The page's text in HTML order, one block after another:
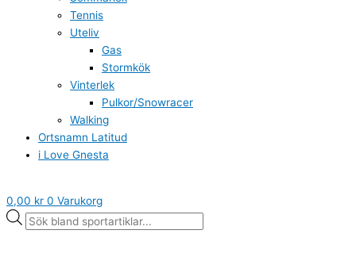
Tennis
Uteliv
Gas
Stormkök
Vinterlek
Pulkor/Snowracer
Walking
Ortsnamn Latitud
i Love Gnesta
0,00 kr 0 Varukorg